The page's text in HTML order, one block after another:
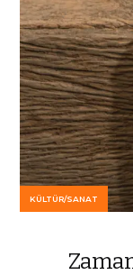
KÜLTÜR/SANAT